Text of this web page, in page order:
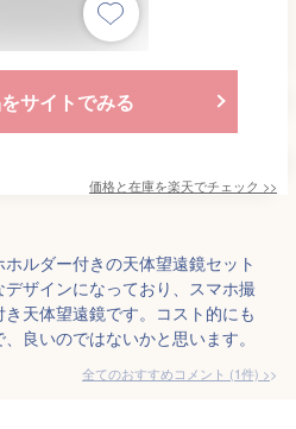
サイトでみる
価格と在庫を楽天でチェック >>
ルダー付きの天体望遠鏡セット
ザインになっており、スマホ撮
天体望遠鏡です。コスト的にも
良いのではないかと思います。
全てのおすすめコメント (1件) >